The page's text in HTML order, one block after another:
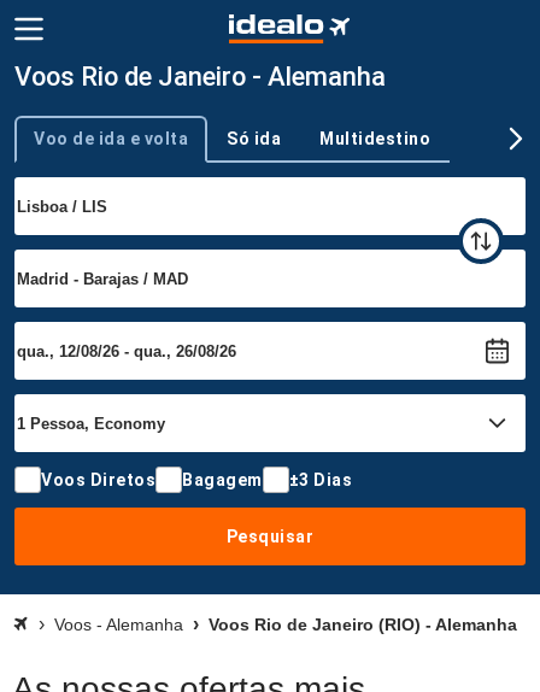
Voos Rio de Janeiro - Alemanha
Tipo de viagem
Voo de ida e volta Só ida Multidestino
Voos Diretos Bagagem ±3 Dias
Pesquisar
Voos - Alemanha Voos Rio de Janeiro (RIO) - Alemanha